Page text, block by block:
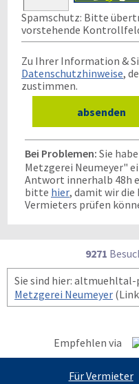
Spamschutz: Bitte
vorstehende
Zu Ihrer Information &
Datenschutzhinweise,
zustimmen.
Bei Problemen: Sie
Metzgerei Neumeyer"
Antwort innerhalb 48h
bitte hier, damit wir die
Vermieters prüfen
9271
Sie sind hier: altmuehltal-
Metzgerei Neumeyer
Empfehlen via
Für Vermieter